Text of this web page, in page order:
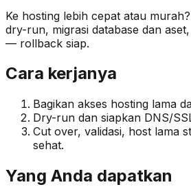
Ke hosting lebih cepat atau
dry-run, migrasi database dan
— rollback siap.
Cara kerjanya
Bagikan akses hosting lama
Dry-run dan siapkan DNS/
Cut over, validasi, host lama
sehat.
Yang Anda dapatkan